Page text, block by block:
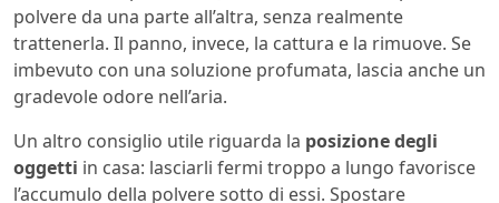
polvere da una parte all’altra, senza realmente
trattenerla. Il panno, invece, la cattura e la rimuove. Se
imbevuto con una soluzione profumata, lascia anche un
gradevole odore nell’aria.
Un altro consiglio utile riguarda la posizione degli
oggetti in casa: lasciarli fermi troppo a lungo favorisce
l’accumulo della polvere sotto di essi. Spostare